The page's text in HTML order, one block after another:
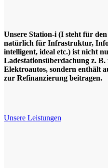
Unsere Station-i (I steht für
natürlich für Infrastruktur,
intelligent, ideal etc.) ist nicht
Ladestationsüberdachung z.
Elektroautos, sondern enthält
zur Refinanzierung beitragen.
Unsere Leistungen